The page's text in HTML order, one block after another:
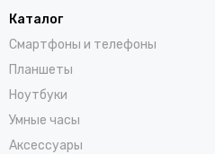
Каталог
Смартфоны и телефоны
Планшеты
Ноутбуки
Умные часы
Аксессуары